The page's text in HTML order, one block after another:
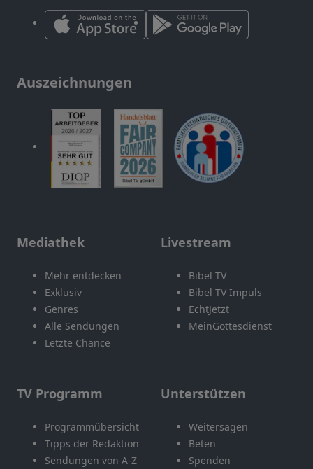
Auszeichnungen
Mediathek
Mehr entdecken
Exklusiv
Genres
Alle Sendungen
Letzte Chance
Livestream
Bibel TV
Bibel TV Impuls
EchtJetzt
MeinGottesdienst
TV Programm
Programmübersicht
Tipps der Redaktion
Sendungen von A-Z
Unterstützen
Weitersagen
Beten
Spenden